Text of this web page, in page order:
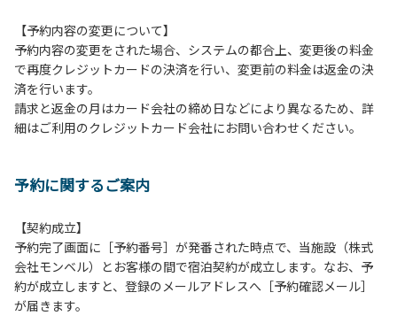
宿泊可能なサイトは除く）
１４．キャンプ場内に喫煙所はございません。他のお客様の
ご迷惑にならないようにご配慮願います。
【当キャンプ場での禁止事項】
１．花火（手持ちや打ち上げなど全て）。
３．硬いボールでの球技。（野球、キャッチボール・サッカ
４．大きな音で音楽や楽器などを鳴らす行為。（ 但し貸切イ
ベントは除く）
５．発電機の使用。（但し貸切イベントは除く）
６．申込みされたサイト以外のサイトの利用や共用部（シャ
ワー棟、水道など）の占有行為。
【予約内容の変更について】
予約内容の変更をされた場合、システムの都合上、変更後の料金
で再度クレジットカードの決済を行い、変更前の料金は返金の決
済を行います。
請求と返金の月はカード会社の締め日などにより異なるため、詳
細はご利用のクレジットカード会社にお問い合わせください。
予約に関するご案内
【契約成立】
予約完了画面に［予約番号］が発番された時点で、当施設（株式
会社モンベル）とお客様の間で宿泊契約が成立します。なお、予
約が成立しますと、登録のメールアドレスへ［予約確認メール］
が届きます。